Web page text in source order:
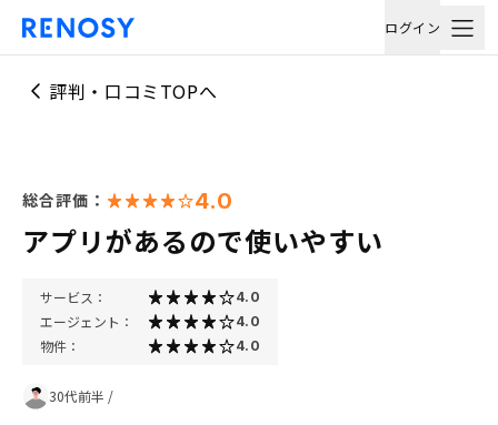
ログイン
評判・口コミTOPへ
総合評価： 4.0
アプリがあるので使いやすい
サービス： 4.0
エージェント： 4.0
物件： 4.0
30代前半 /